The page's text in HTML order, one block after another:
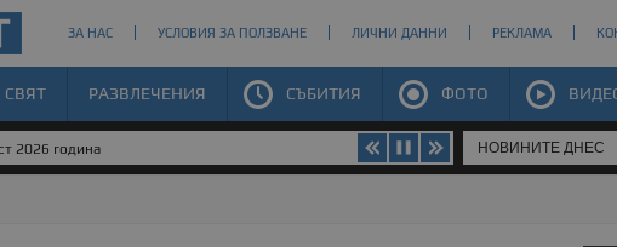
ЗА НАС УСЛОВИЯ ЗА ПОЛЗВАНЕ ЛИЧНИ ДАННИ РЕКЛАМА
СВЯТ РАЗВЛЕЧЕНИЯ СЪБИТИЯ ФОТО
2026 година НОВИНИТЕ ДНЕС